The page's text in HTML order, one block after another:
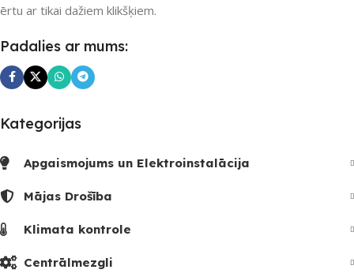
UZREIZ PIEEJAMAIS
SKAITS
ērtu ar tikai dažiem klikšķiem.
Padalies ar mums:
Kategorijas
Apgaismojums un Elektroinstalācija
Mājas Drošība
Klimata kontrole
Centrālmezgli